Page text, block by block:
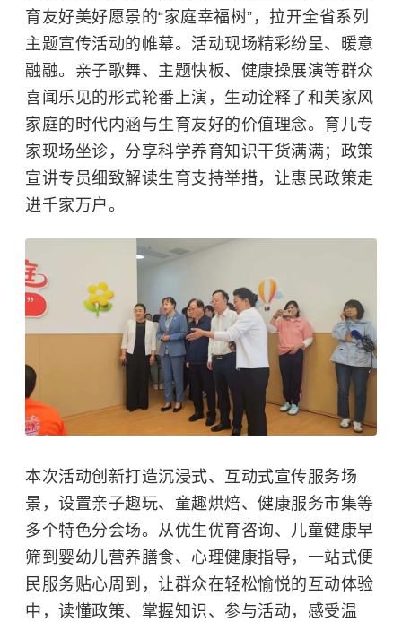
育友好美好愿景的“家庭幸福树”，拉开全省系列
主题宣传活动的帷幕。活动现场精彩纷呈、暖意
融融。亲子歌舞、主题快板、健康操展演等群众
喜闻乐见的形式轮番上演，生动诠释了和美家风
家庭的时代内涵与生育友好的价值理念。育儿专
家现场坐诊，分享科学养育知识干货满满；政策
宣讲专员细致解读生育支持举措，让惠民政策走
进千家万户。
本次活动创新打造沉浸式、互动式宣传服务场
景，设置亲子趣玩、童趣烘焙、健康服务市集等
多个特色分会场。从优生优育咨询、儿童健康早
筛到婴幼儿营养膳食、心理健康指导，一站式便
民服务贴心周到，让群众在轻松愉悦的互动体验
中，读懂政策、掌握知识、参与活动，感受温